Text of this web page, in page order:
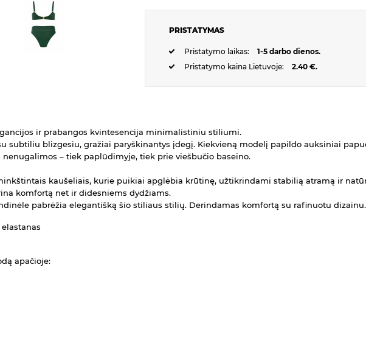
PRISTATYMAS
Pristatymo laikas:
1-5 darbo dienos.
Pristatymo kaina Lietuvoje:
2.40 €.
ir prabangos kvintesencija minimalistiniu stiliumi.
subtiliu blizgesiu, gražiai paryškinantys įdegį. Kiekvieną modelį papildo auksiniai
– tiek paplūdimyje, tiek prie viešbučio baseino.
kaušeliais, kurie puikiai apglėbia krūtinę, užtikrindami stabilią atramą ir
komfortą net ir didesniems dydžiams.
pabrėžia elegantišką šio stiliaus stilių. Derindamas komfortą su rafinuotu dizainu.
elastanas
apačioje: